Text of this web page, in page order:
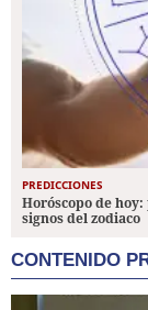
PREDICCIONES
Horóscopo de
signos del zodiaco
CONTENIDO